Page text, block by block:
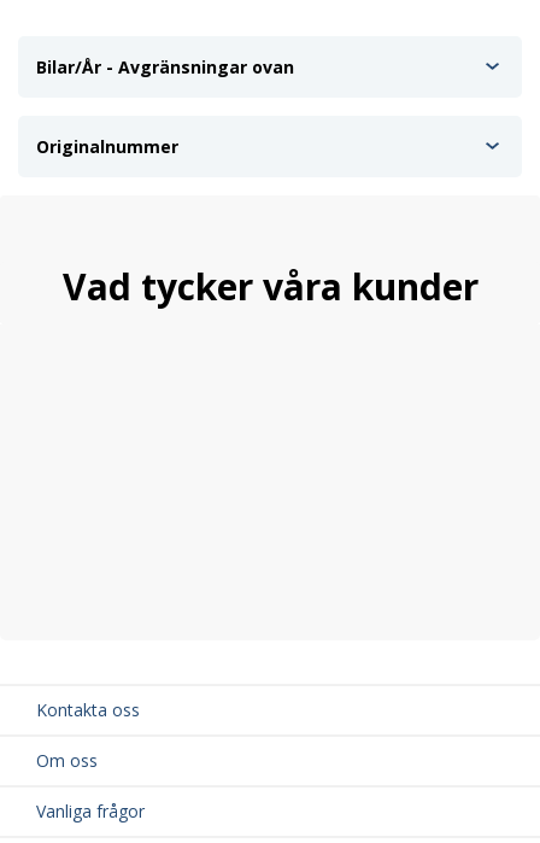
Bilar/År - Avgränsningar ovan
Originalnummer
Vad tycker våra kunder
Kontakta oss
Om oss
Vanliga frågor